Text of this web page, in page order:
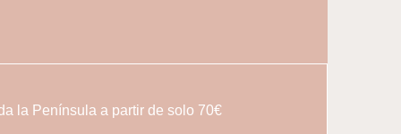
la Península a partir de solo 70€